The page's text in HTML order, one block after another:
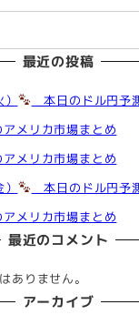
最近の投稿
本日のドル円予
メリカ市場まとめ
メリカ市場まとめ
本日のドル円予
メリカ市場まとめ
最近のコメント
ありません。
アーカイブ